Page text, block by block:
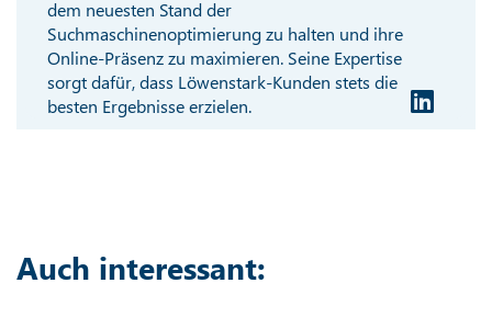
dem neuesten Stand der
Suchmaschinenoptimierung zu halten und ihre
Online-Präsenz zu maximieren. Seine Expertise
sorgt dafür, dass Löwenstark-Kunden stets die
besten Ergebnisse erzielen.
Auch interessant: